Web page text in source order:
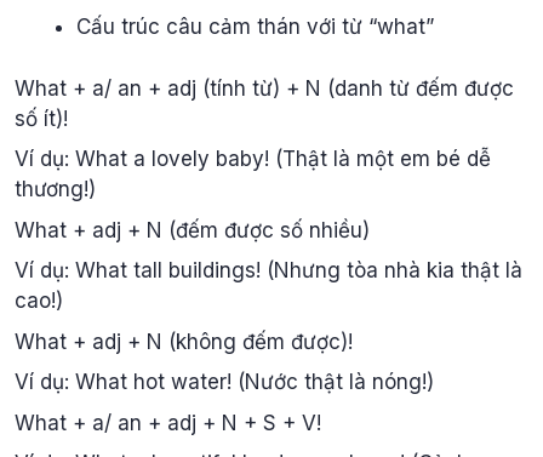
Cấu trúc câu cảm thán với từ “what”
What + a/ an + adj (tính từ) + N (danh từ đếm được
số ít)!
Ví dụ: What a lovely baby! (Thật là một em bé dễ
thương!)
What + adj + N (đếm được số nhiều)
Ví dụ: What tall buildings! (Nhưng tòa nhà kia thật là
cao!)
What + adj + N (không đếm được)!
Ví dụ: What hot water! (Nước thật là nóng!)
What + a/ an + adj + N + S + V!